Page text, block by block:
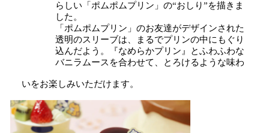
らしい「ポムポムプリン」の“おしり”を描きま
した。
「ポムポムプリン」のお友達がデザインされた
透明のスリーブは、まるでプリンの中にもぐり
込んだよう。『なめらかプリン』とふわふわな
バニラムースを合わせて、とろけるような味わ
いをお楽しみいただけます。